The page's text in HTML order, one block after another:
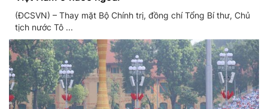
(ĐCSVN) – Thay mặt Bộ Chính trị, đồng chí Tổng Bí thư, Chủ
tịch nước Tô ...